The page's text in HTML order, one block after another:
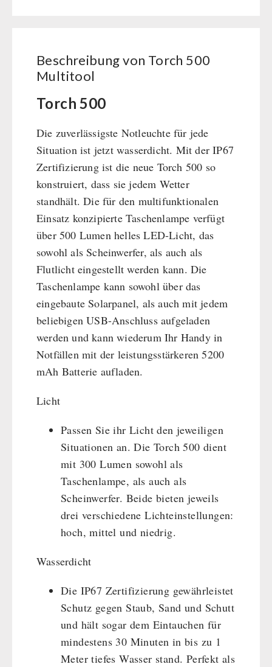
Armee-Material / Sicherheit
Frühstück
Suppen
Hauptmahlzeiten
Ergänzungs-Pakete
Schutzraum-Ausrüstung
Beschreibung von Torch 500
Multitool
Torch 500
Die zuverlässigste Notleuchte für jede
Situation ist jetzt wasserdicht. Mit der IP67
Zertifizierung ist die neue Torch 500 so
konstruiert, dass sie jedem Wetter
standhält. Die für den multifunktionalen
Einsatz konzipierte Taschenlampe verfügt
über 500 Lumen helles LED-Licht, das
sowohl als Scheinwerfer, als auch als
Flutlicht eingestellt werden kann. Die
Taschenlampe kann sowohl über das
eingebaute Solarpanel, als auch mit jedem
beliebigen USB-Anschluss aufgeladen
werden und kann wiederum Ihr Handy in
Notfällen mit der leistungsstärkeren 5200
mAh Batterie aufladen.
Licht
Passen Sie ihr Licht den jeweiligen
Situationen an. Die Torch 500 dient
mit 300 Lumen sowohl als
Taschenlampe, als auch als
Scheinwerfer. Beide bieten jeweils
drei verschiedene Lichteinstellungen:
hoch, mittel und niedrig.
Wasserdicht
Die IP67 Zertifizierung gewährleistet
Schutz gegen Staub, Sand und Schutt
und hält sogar dem Eintauchen für
mindestens 30 Minuten in bis zu 1
Meter tiefes Wasser stand. Perfekt als